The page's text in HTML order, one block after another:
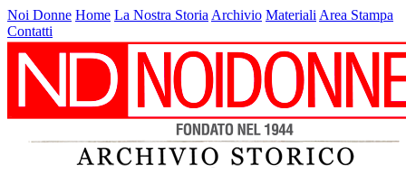
Noi Donne Home La Nostra Storia Archivio Materiali Area Stampa
Contatti